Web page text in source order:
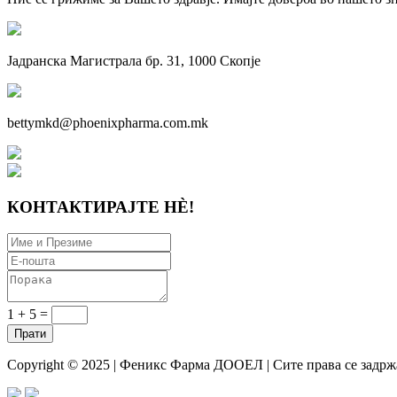
Јадранска Магистрала бр. 31, 1000 Скопје
bettymkd@phoenixpharma.com.mk
КОНТАКТИРАЈТЕ НÈ!
1 + 5 =
Copyright © 2025 | Феникс Фарма ДООЕЛ | Сите права се